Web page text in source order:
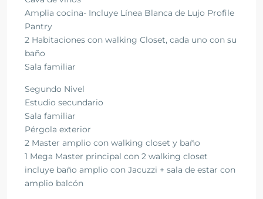
Amplia cocina- Incluye Línea Blanca de Lujo Profile
Pantry
2 Habitaciones con walking Closet, cada uno con su
baño
Sala familiar
Segundo Nivel
Estudio secundario
Sala familiar
Pérgola exterior
2 Master amplio con walking closet y baño
1 Mega Master principal con 2 walking closet
incluye baño amplio con Jacuzzi + sala de estar con
amplio balcón